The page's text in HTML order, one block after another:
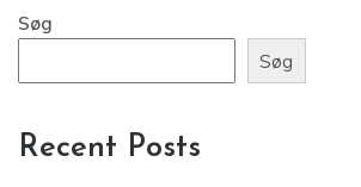
Søg
Søg
Recent Posts